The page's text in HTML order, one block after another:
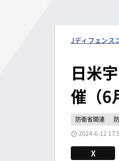
Jディフェンス
日米
催（6
防衛省関連
2024-6-12
X